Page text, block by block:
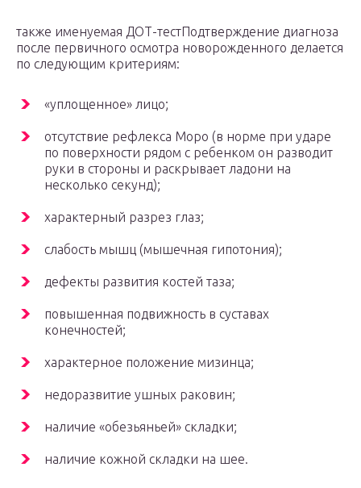
также именуемая ДОТ-тестПодтверждение диагноза
после первичного осмотра новорожденного делается
по следующим критериям:
«уплощенное» лицо;
отсутствие рефлекса Моро (в норме при ударе
по поверхности рядом с ребенком он разводит
руки в стороны и раскрывает ладони на
несколько секунд);
характерный разрез глаз;
слабость мышц (мышечная гипотония);
дефекты развития костей таза;
повышенная подвижность в суставах
конечностей;
характерное положение мизинца;
недоразвитие ушных раковин;
наличие «обезьяньей» складки;
наличие кожной складки на шее.